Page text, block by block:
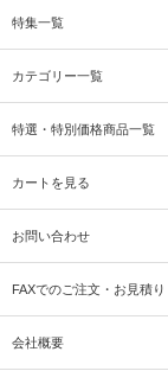
特集一覧
カテゴリー一覧
特選・特別価格商品一覧
カートを見る
お問い合わせ
FAXでのご注文・お見積り
会社概要